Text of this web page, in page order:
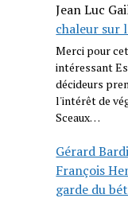
Jean Luc
chaleur sur
Merci pour
intéressant
décideurs
l'intérêt de
Sceaux…
Gérard
François
garde du